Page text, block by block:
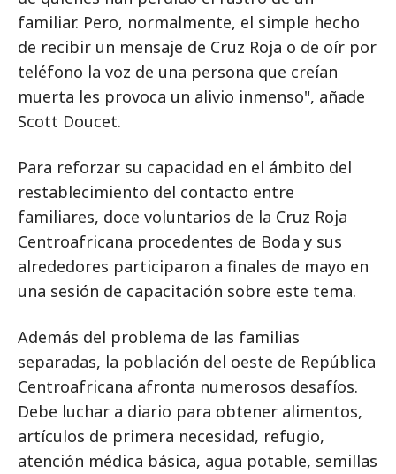
familiar. Pero, normalmente, el simple hecho
de recibir un mensaje de Cruz Roja o de oír por
teléfono la voz de una persona que creían
muerta les provoca un alivio inmenso", añade
Scott Doucet.
Para reforzar su capacidad en el ámbito del
restablecimiento del contacto entre
familiares, doce voluntarios de la Cruz Roja
Centroafricana procedentes de Boda y sus
alrededores participaron a finales de mayo en
una sesión de capacitación sobre este tema.
Además del problema de las familias
separadas, la población del oeste de República
Centroafricana afronta numerosos desafíos.
Debe luchar a diario para obtener alimentos,
artículos de primera necesidad, refugio,
atención médica básica, agua potable, semillas